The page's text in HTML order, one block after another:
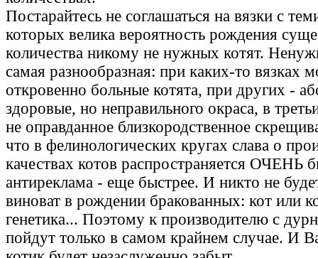
Постарайтесь не соглашаться на вязки с
которых велика вероятность рождения
количества никому не нужных котят.
самая разнообразная: при каких-то вязках
откровенно больные котята, при других -
здоровые, но неправильного окраса, в
не оправданное близкородственное
что в фелинологических кругах слава о
качествах котов распространяется ОЧЕНЬ
антиреклама - еще быстрее. И никто не
виноват в рождении бракованных: кот или
генетика... Поэтому к производителю с
пойдут только в самом крайнем случае. И